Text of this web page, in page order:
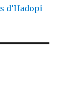
d’Hadopi